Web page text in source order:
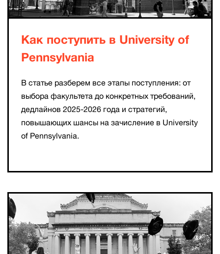
Как поступить в University of
Pennsylvania
В статье разберем все этапы поступления: от
выбора факультета до конкретных требований,
дедлайнов 2025-2026 года и стратегий,
повышающих шансы на зачисление в University
of Pennsylvania.